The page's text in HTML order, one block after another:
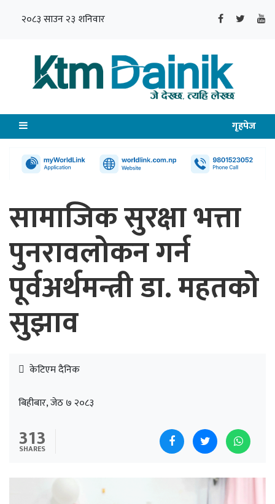
२०८३ साउन २३ शनिवार
गृहपेज
सामाजिक सुरक्षा भत्ता
पुनरावलोकन गर्न
पूर्वअर्थमन्त्री डा. महतको
सुझाव
केटिएम दैनिक
बिहीबार, जेठ ७ २०८३
313
SHARES